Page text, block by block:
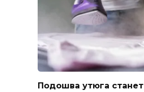
Подошва утюга станет